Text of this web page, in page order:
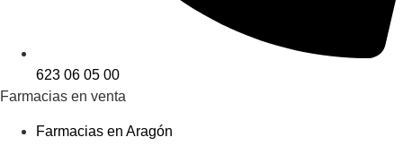
623 06 05 00
Farmacias en venta
Farmacias en Aragón